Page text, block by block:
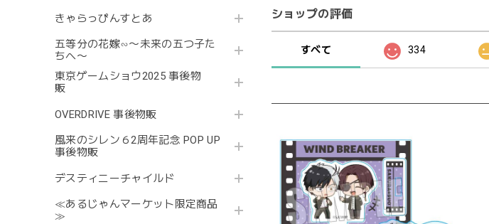
きゃらっぴんすとあ
五等分の花嫁∽〜未来の五つ子た
ちへ〜
東京ゲームショウ2025 事後物
販
OVERDRIVE 事後物販
風来のシレン６2周年記念 POP UP
事後物販
デスティニーチャイルド
≪あるじゃんマーケット限定商品
≫
ショップの評価
すべて 334